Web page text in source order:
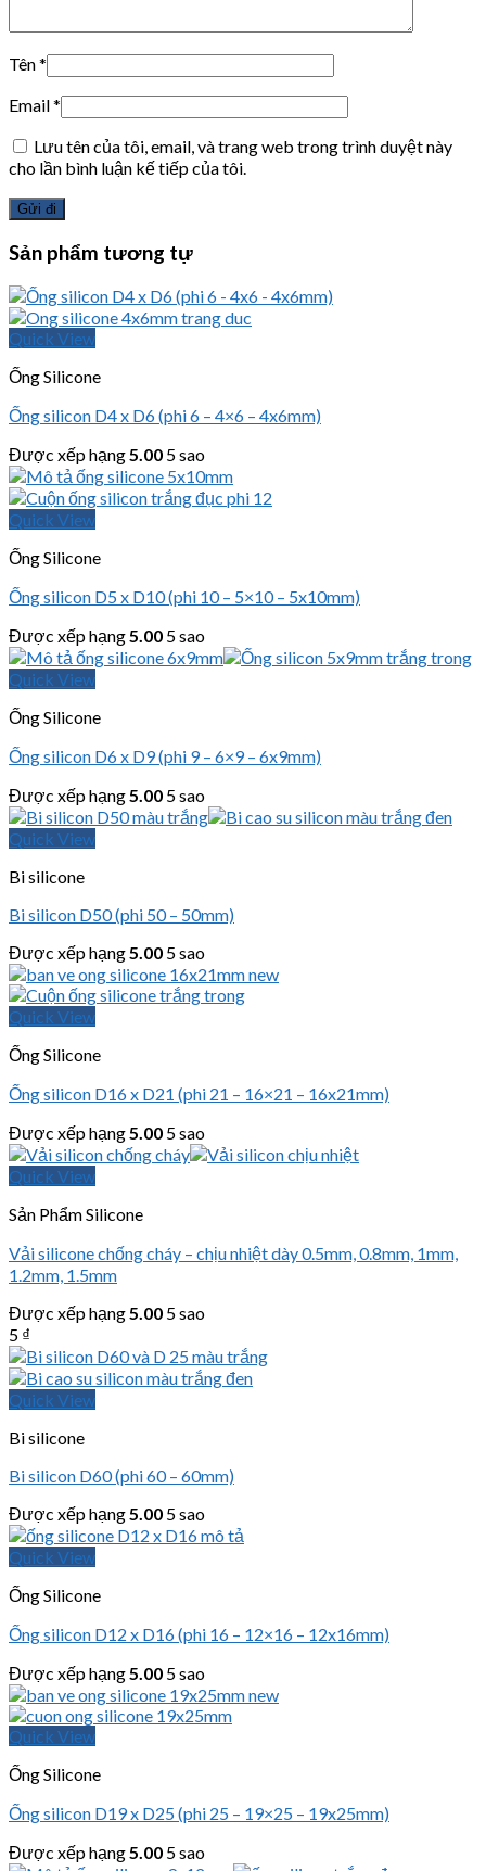
Tên*
Email*
Lưu tên của tôi, email, và trang web trong trình duyệt này
cho lần bình luận kế tiếp của tôi.
Sản phẩm tương tự
Quick View
Ống Silicone
Ống silicon D4 x D6 (phi 6 – 4×6 – 4x6mm)
Được xếp hạng5.00 5 sao
Quick View
Ống Silicone
Ống silicon D5 x D10 (phi 10 – 5×10 – 5x10mm)
Được xếp hạng5.00 5 sao
Quick View
Ống Silicone
Ống silicon D6 x D9 (phi 9 – 6×9 – 6x9mm)
Được xếp hạng5.00 5 sao
Quick View
Bi silicone
Bi silicon D50 (phi 50 – 50mm)
Được xếp hạng5.00 5 sao
Quick View
Ống Silicone
Ống silicon D16 x D21 (phi 21 – 16×21 – 16x21mm)
Được xếp hạng5.00 5 sao
Quick View
Sản Phẩm Silicone
Vải silicone chống cháy – chịu nhiệt dày 0.5mm, 0.8mm, 1mm,
1.2mm, 1.5mm
Được xếp hạng5.00 5 sao
5 ₫
Quick View
Bi silicone
Bi silicon D60 (phi 60 – 60mm)
Được xếp hạng5.00 5 sao
Quick View
Ống Silicone
Ống silicon D12 x D16 (phi 16 – 12×16 – 12x16mm)
Được xếp hạng5.00 5 sao
Quick View
Ống Silicone
Ống silicon D19 x D25 (phi 25 – 19×25 – 19x25mm)
Được xếp hạng5.00 5 sao